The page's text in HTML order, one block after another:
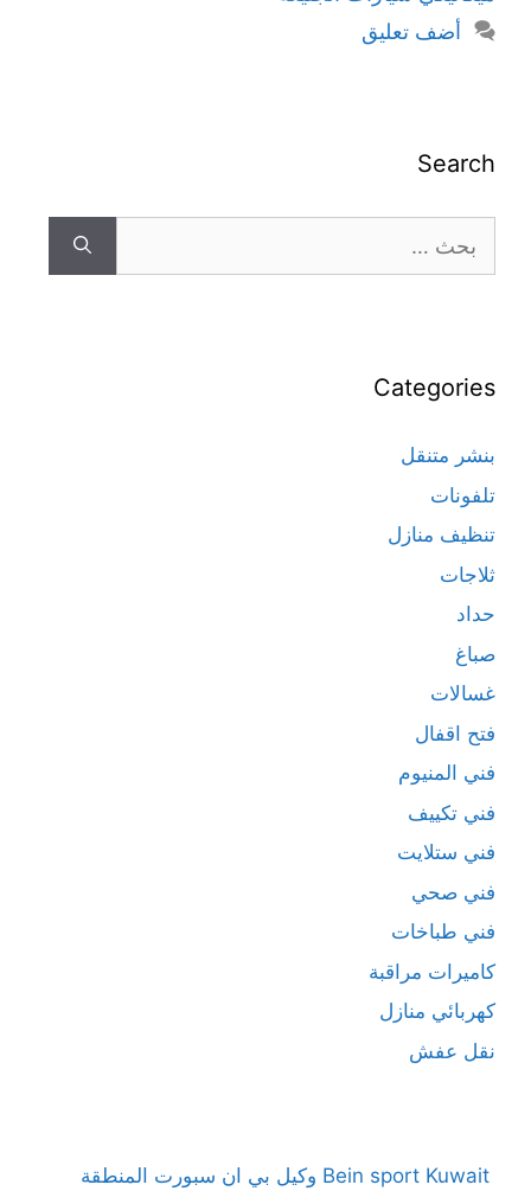
أضف تعليق
Search
Categories
بنشر متنقل
تلفونات
تنظيف منازل
ثلاجات
حداد
صباغ
غسالات
فتح اقفال
فني المنيوم
فني تكييف
فني ستلايت
فني صحي
فني طباخات
كاميرات مراقبة
كهربائي منازل
نقل عفش
Bein sport Kuwait وكيل بي ان سبورت المنطقة